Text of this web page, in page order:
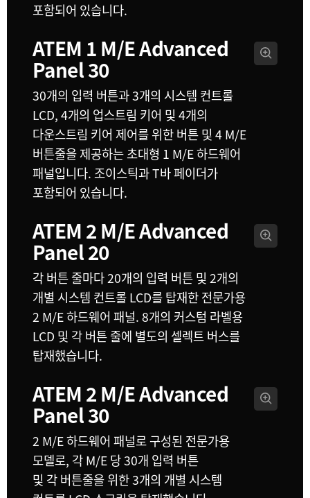
포함되어 있습니다.
ATEM 1 M/EAdvanced
Panel 30
30개의 입력 버튼과 3개의 시스템 컨트롤
LCD, 4개의 업스트림 키어 및 4개의
다운스트림 키어 제어를 위한 버튼 및 4 M/E
버튼줄을 제공하는 초대형 1 M/E 하드웨어
패널입니다. 조이스틱과 T바 페이더가
포함되어 있습니다.
ATEM 2 M/EAdvanced
Panel 20
각 버튼 줄마다 20개의 입력 버튼 및 2개의
개별 시스템 컨트롤 LCD를 탑재한 전문가용
2 M/E 하드웨어 패널. 8개의 커스텀 라벨용
LCD 및 각 버튼 줄에 별도의 셀렉트 버스를
탑재했습니다.
ATEM 2 M/EAdvanced
Panel 30
2 M/E 하드웨어 패널로 구성된 전문가용
모델로, 각 M/E 당 30개 입력 버튼
및 각 버튼줄을 위한 3개의 개별 시스템